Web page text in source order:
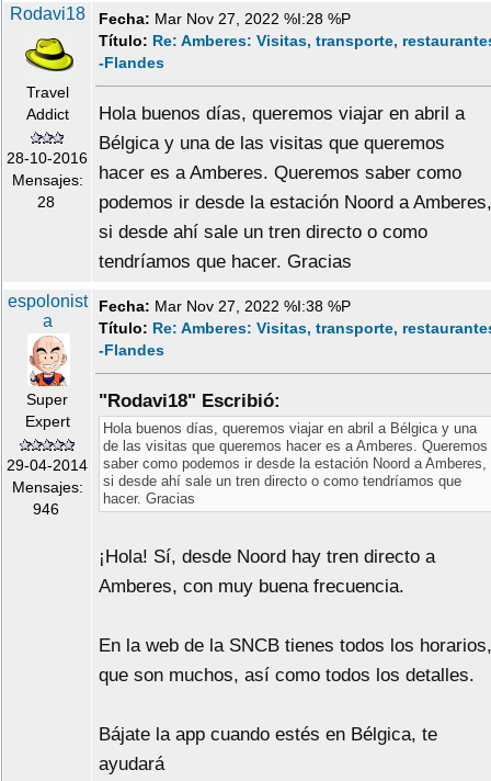
Rodavi18
Travel
Addict
28-10-2016
Mensajes:
28
Fecha: Mar Nov 27, 2022 %I:28 %P
Título: Re: Amberes: Visitas, transporte,
-Flandes
Hola buenos días, queremos viajar en abril a
Bélgica y una de las visitas que queremos
hacer es a Amberes. Queremos saber como
podemos ir desde la estación Noord a Amberes,
si desde ahí sale un tren directo o como
tendríamos que hacer. Gracias
espolonist
a
Super
Expert
29-04-2014
Mensajes:
946
Fecha: Mar Nov 27, 2022 %I:38 %P
Título: Re: Amberes: Visitas, transporte,
-Flandes
"Rodavi18" Escribió:
Hola buenos días, queremos viajar en abril a Bélgica y una
de las visitas que queremos hacer es a Amberes. Queremos
saber como podemos ir desde la estación Noord a Amberes,
si desde ahí sale un tren directo o como tendríamos que
hacer. Gracias
¡Hola! Sí, desde Noord hay tren directo a
Amberes, con muy buena frecuencia.
En la web de la SNCB tienes todos los horarios,
que son muchos, así como todos los detalles.
Bájate la app cuando estés en Bélgica, te
ayudará